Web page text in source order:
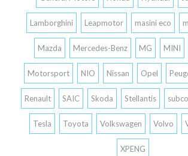
Lamborghini Leapmotor masini eco
Mazda Mercedes-Benz MG MINI
Motorsport NIO Nissan Opel
Renault SAIC Skoda Stellantis
Tesla Toyota Volkswagen Volvo
XPENG